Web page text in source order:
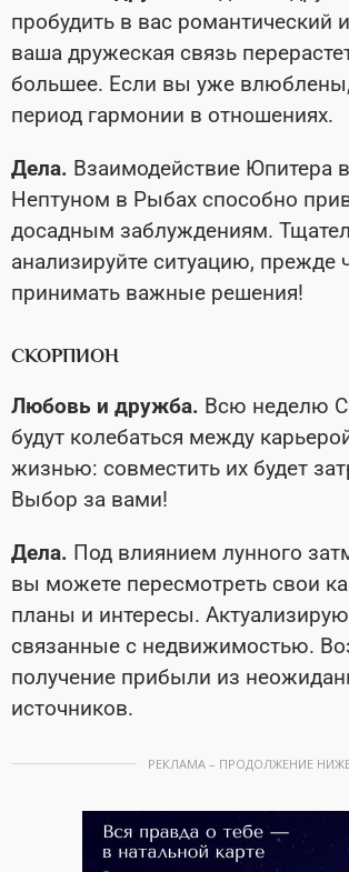
пробудить в вас романтический
ваша дружеская связь
большее. Если вы уже
период гармонии в отношениях.
Дела. Взаимодействие Юпитера
Нептуном в Рыбах способно
досадным заблуждениям.
анализируйте ситуацию, прежде
принимать важные решения!
СКОРПИОН
Любовь и дружба. Всю неделю
будут колебаться между
жизнью: совместить их будет
Выбор за вами!
Дела. Под влиянием лунного
вы можете пересмотреть свои
планы и интересы.
связанные с недвижимостью.
получение прибыли из
источников.
РЕКЛАМА – ПРОДОЛЖЕНИЕ